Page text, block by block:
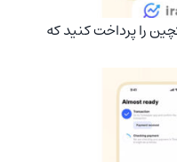
را پرداخت کنید که